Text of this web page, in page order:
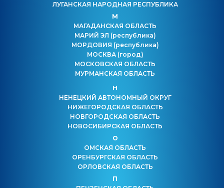
ЛУГАНСКАЯ НАРОДНАЯ РЕСПУБЛИКА
М
МАГАДАНСКАЯ ОБЛАСТЬ
МАРИЙ ЭЛ (республика)
МОРДОВИЯ (республика)
МОСКВА (город)
МОСКОВСКАЯ ОБЛАСТЬ
МУРМАНСКАЯ ОБЛАСТЬ
Н
НЕНЕЦКИЙ АВТОНОМНЫЙ ОКРУГ
НИЖЕГОРОДСКАЯ ОБЛАСТЬ
НОВГОРОДСКАЯ ОБЛАСТЬ
НОВОСИБИРСКАЯ ОБЛАСТЬ
О
ОМСКАЯ ОБЛАСТЬ
ОРЕНБУРГСКАЯ ОБЛАСТЬ
ОРЛОВСКАЯ ОБЛАСТЬ
П